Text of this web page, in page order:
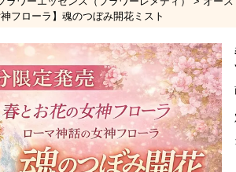
フローラ】魂のつぼみ開花ミスト